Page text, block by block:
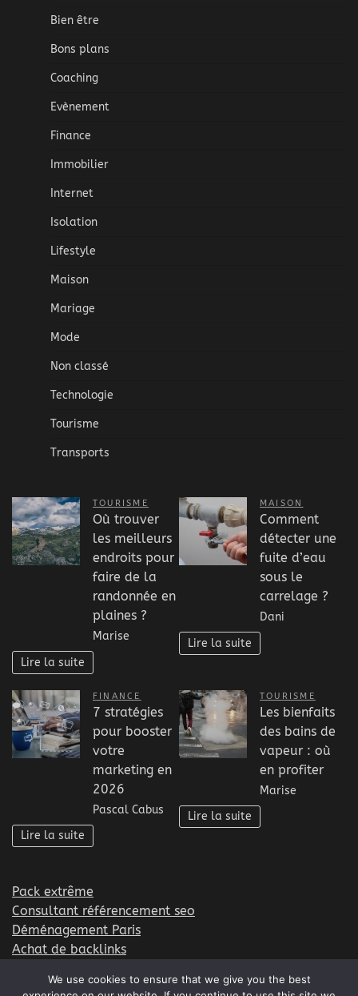
Bien être
Bons plans
Coaching
Evènement
Finance
Immobilier
Internet
Isolation
Lifestyle
Maison
Mariage
Mode
Non classé
Technologie
Tourisme
Transports
TOURISME
Où trouver
les meilleurs
endroits pour
faire de la
randonnée en
plaines ?
Marise
Lire la suite
MAISON
Comment
détecter une
fuite d’eau
sous le
carrelage ?
Dani
Lire la suite
FINANCE
7 stratégies
pour booster
votre
marketing en
2026
Pascal Cabus
Lire la suite
TOURISME
Les bienfaits
des bains de
vapeur : où
en profiter
Marise
Lire la suite
Pack extrême
Consultant référencement seo
Déménagement Paris
Achat de backlinks
We use cookies to ensure that we give you the best